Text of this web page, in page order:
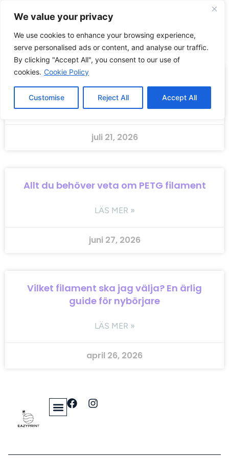
We value your privacy
We use cookies to enhance your browsing experience,
serve personalised ads or content, and analyse our traffic.
By clicking "Accept All", you consent to our use of
cookies. Cookie Policy
Customise Reject All Accept All
Tips & guider för 3D-Printing
LÄS MER »
juli 21, 2026
Allt du behöver veta om PETG filament
LÄS MER »
juni 27, 2026
Vilket filament ska jag välja? En ärlig
guide för nybörjare
LÄS MER »
april 26, 2026